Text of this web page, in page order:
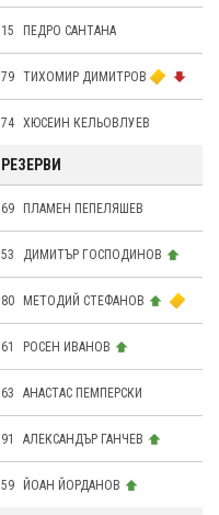
15 ПЕДРО САНТАНА
79 ТИХОМИР ДИМИТРОВ
74 ХЮСЕИН КЕЛЬОВЛУЕВ
РЕЗЕРВИ
69 ПЛАМЕН ПЕПЕЛЯШЕВ
53 ДИМИТЪР ГОСПОДИНОВ
80 МЕТОДИЙ СТЕФАНОВ
61 РОСЕН ИВАНОВ
63 АНАСТАС ПЕМПЕРСКИ
91 АЛЕКСАНДЪР ГАНЧЕВ
59 ЙОАН ЙОРДАНОВ